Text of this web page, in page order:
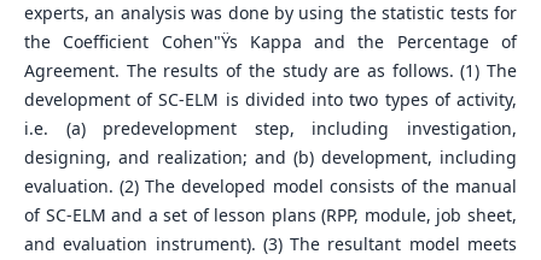
experts, an analysis was done by using the statistic tests for
the Coefficient Cohen"Ÿs Kappa and the Percentage of
Agreement. The results of the study are as follows. (1) The
development of SC-ELM is divided into two types of activity,
i.e. (a) predevelopment step, including investigation,
designing, and realization; and (b) development, including
evaluation. (2) The developed model consists of the manual
of SC-ELM and a set of lesson plans (RPP, module, job sheet,
and evaluation instrument). (3) The resultant model meets